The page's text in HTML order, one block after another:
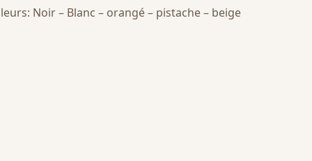
Noir – Blanc – orangé – pistache – beige